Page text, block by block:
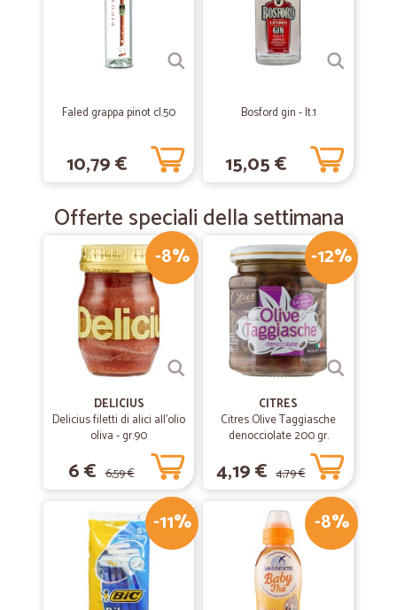
31/01/2019
— Renzo F.
Spedizione veloce con corriere frigo. Servizio clienti rapido ed
Faled grappa pinot cl.50
10,79 €
Bosford gin - lt.1
15,05 €
Offerte speciali della settimana
-8%
DELICIUS
Delicius filetti di alici all'olio
oliva - gr.90
6 € 6,59 €
-12%
CITRES
Citres Olive Taggiasche
denocciolate 200 gr.
4,19 € 4,79 €
-11% -8%